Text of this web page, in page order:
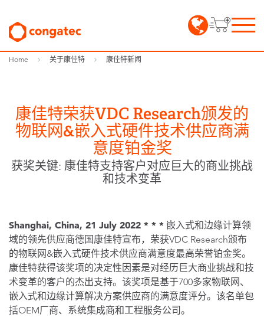
Home 关于康佳特 康佳特新闻
康佳特荣获VDC Research颁发的
物联网&嵌入式硬件技术供应商满
意度铂金奖
获奖关键: 康佳特支持客户对应巨大的商业挑战
和技术变革
Shanghai, China, 21 July 2022 * * * 嵌入式和边缘计算领
域的领先供应商德国康佳特宣布，荣获VDC Research颁布
的物联网&嵌入式硬件技术供应商满意度最高荣誉铂金奖。
康佳特获得该奖项的决定性因素是对经历巨大商业挑战和技
术变革的客户的杰出支持。该奖项是基于700多家物联网、
嵌入式和边缘计算解决方案供应商的满意度评分。该名单包
括OEM厂商、系统集成商和工程服务公司。